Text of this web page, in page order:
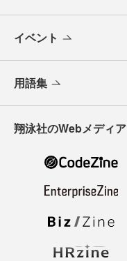
イベント
用語集
翔泳社のWebメディア